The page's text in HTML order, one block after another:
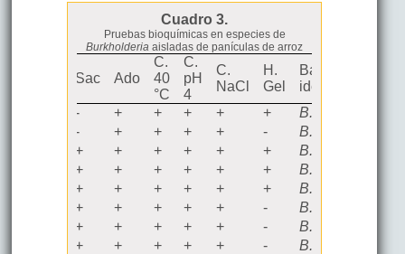
Cuadro 3.
Pruebas bioquímicas en especies de
Burkholderia aisladas de panículas de arroz
Sac Ado
C.
40
°C
C.
pH
4
C.
NaCl
H.
Gel
Bacteria
identificada
- + + + + +
B. gladiolii
- + + + + -
B. gladiolii
+ + + + + + B. gladioli
+ + + + + +
B. gladiolii
+ + + + + +
B. gladiolii
+ + + + + -
B. gladiolii
+ + + + + -
B. gladiolii
+ + + + + -
B. gladiolii